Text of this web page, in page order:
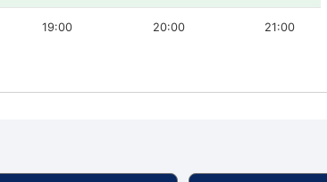
19:00 20:00 21:00